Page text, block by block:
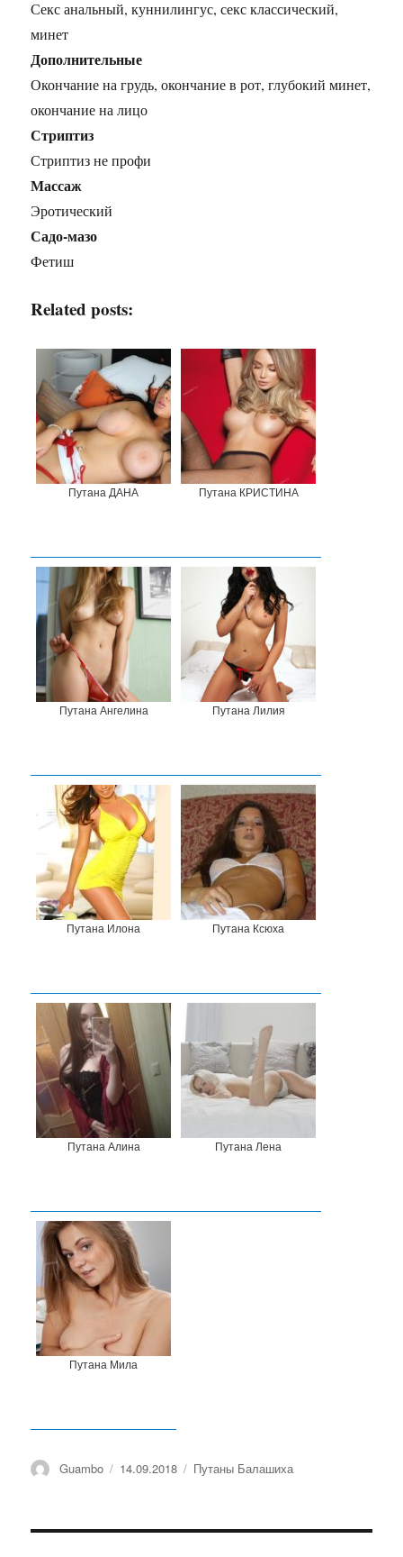
Секс анальный, куннилингус, секс классический,
минет
Дополнительные
Окончание на грудь, окончание в рот, глубокий минет,
окончание на лицо
Стриптиз
Стриптиз не профи
Массаж
Эротический
Садо-мазо
Фетиш
Related posts:
Путана ДАНА Путана КРИСТИНА
Путана Ангелина Путана Лилия
Путана Илона Путана Ксюха
Путана Алина Путана Лена
Путана Мила
Автор
Guambo Опубликовано
14.09.2018 Рубрики
Путаны Балашиха